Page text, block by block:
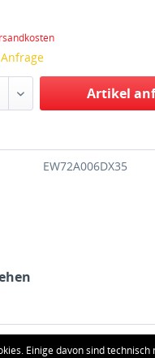
Artikel
EW72A006DX35
Einige davon sind technisch